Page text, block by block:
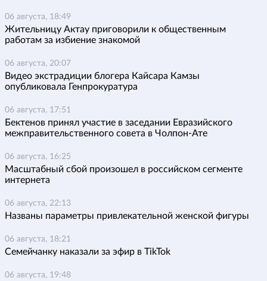
06 августа, 18:49
Жительницу Актау приговорили к общественным
работам за избиение знакомой
06 августа, 20:07
Видео экстрадиции блогера Кайсара Камзы
опубликовала Генпрокуратура
06 августа, 17:51
Бектенов принял участие в заседании Евразийского
межправительственного совета в Чолпон-Ате
06 августа, 16:25
Масштабный сбой произошел в российском сегменте
интернета
06 августа, 22:13
Названы параметры привлекательной женской фигуры
06 августа, 18:21
Семейчанку наказали за эфир в TikTok
06 августа, 19:48